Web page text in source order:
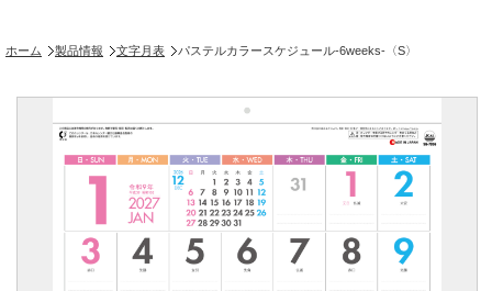
ホーム 製品情報 文字月表 パステルカラースケジュール-6weeks-〈S〉